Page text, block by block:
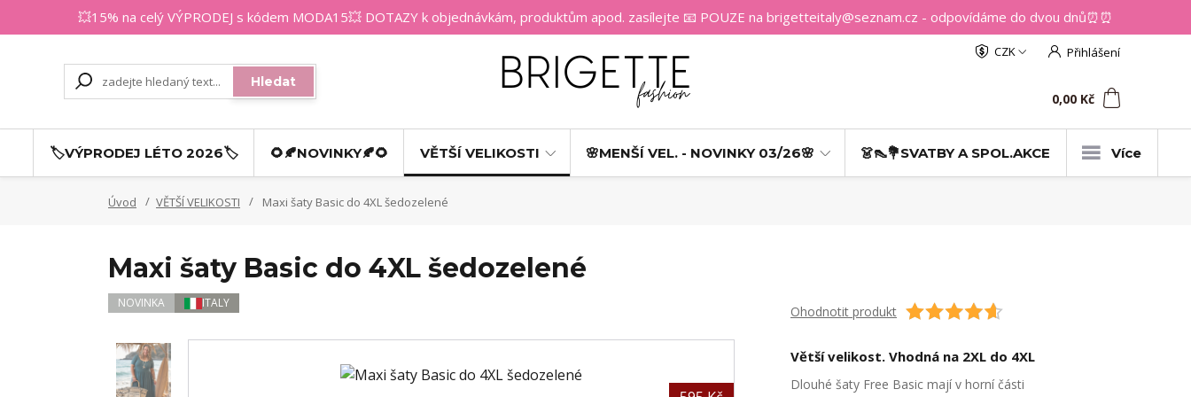
💥15% na celý VÝPRODEJ s kódem MODA15💥 DOTAZY k objednávkám, produktům apod. zasílejte 📧 POUZE na brigetteitaly@seznam.cz - odpovídáme do dvou dnů⏰⏰
CZK
Přihlášení
Hledat
0,00 Kč
🏷️VÝPRODEJ LÉTO 2026🏷️ 🌻🍂NOVINKY🍂🌻 VĚTŠÍ VELIKOSTI 🌸MENŠÍ VEL. - NOVINKY 03/26🌸 👗👠💐SVATBY A SPOL.AKCE Více
Úvod VĚTŠÍ VELIKOSTI Maxi šaty Basic do 4XL šedozelené
Maxi šaty Basic do 4XL šedozelené
NOVINKA ITALY Ohodnotit produkt
Větší velikost. Vhodná na 2XL do 4XL
Dlouhé šaty Free Basic mají v horní části